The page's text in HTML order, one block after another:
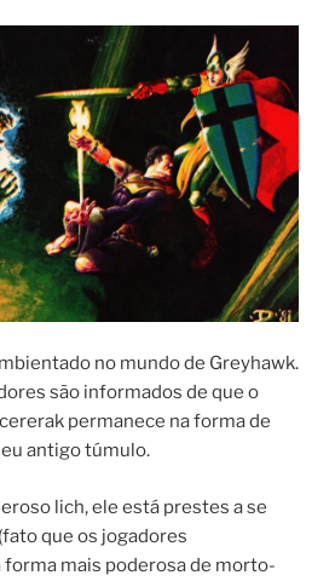
no mundo de Greyhawk.
são informados de que o
permanece na forma de
antigo túmulo.
lich, ele está prestes a se
que os jogadores
forma mais poderosa de morto-